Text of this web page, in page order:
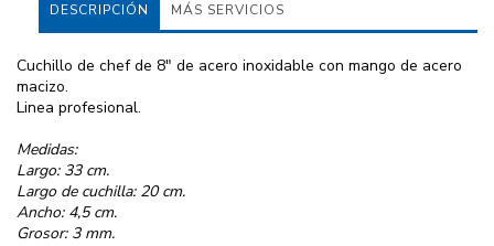
DESCRIPCIÓN MÁS SERVICIOS
Cuchillo de chef de 8" de acero inoxidable con mango de acero
macizo.
Linea profesional.
Medidas:
Largo: 33 cm.
Largo de cuchilla: 20 cm.
Ancho: 4,5 cm.
Grosor: 3 mm.